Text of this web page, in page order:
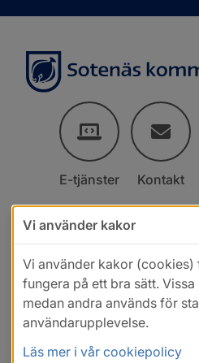
E-tjänster Kontakt
Vi använder kakor
Vi använder kakor
fungera på ett bra sätt.
medan andra används för
användarupplevelse.
Läs mer i vår cookiepolicy